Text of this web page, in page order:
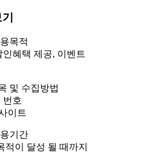
목적
혜택 제공, 이벤트
및 수집방법
번호
이트
기간
이 달성 될 때까지